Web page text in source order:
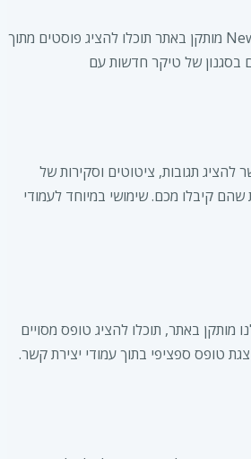
במידה והתוסף News Ticker מותקן באתר תוכלו להציג פוסטים מתוך
בסגנון של טיקר חדשות עם
להציג תגובות, ציטוטים וסקירות של
שהם קיבלו מכם. שימושי במיוחד לעמודי
מותקן באתר, תוכלו להציג טופס מסויים
טופס ספציפי בתוך עמודי יצירת קשר.